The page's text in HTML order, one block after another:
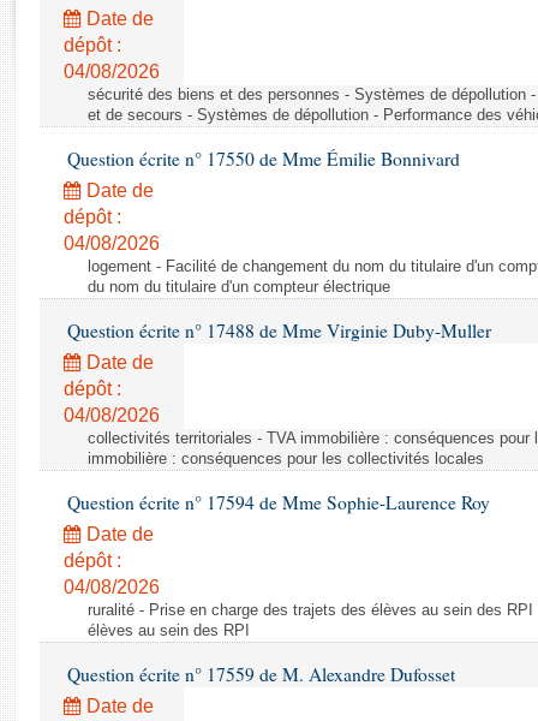
Rapports législatifs
Rapports sur l'application des lois
Baromètre de l’application des lois
Dossiers législatifs
Budget et sécurité sociale
Questions écrites et orales
Comptes rendus des débats
Date de
dépôt :
04/08/2026
sécurité des biens et des personnes - Systèmes de dépollution
et de secours - Systèmes de dépollution - Performance des
Question écrite n° 17550 de Mme Émilie Bonnivard
Date de
dépôt :
04/08/2026
logement - Facilité de changement du nom du titulaire d'un
du nom du titulaire d'un compteur électrique
Question écrite n° 17488 de Mme Virginie Duby-Muller
Date de
dépôt :
04/08/2026
collectivités territoriales - TVA immobilière : conséquences
immobilière : conséquences pour les collectivités locales
Question écrite n° 17594 de Mme Sophie-Laurence Roy
Date de
dépôt :
04/08/2026
ruralité - Prise en charge des trajets des élèves au sein des
élèves au sein des RPI
Question écrite n° 17559 de M. Alexandre Dufosset
Date de